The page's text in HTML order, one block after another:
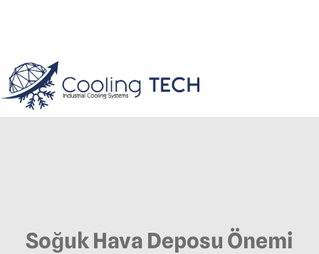
Soğuk Hava Deposu Önemi